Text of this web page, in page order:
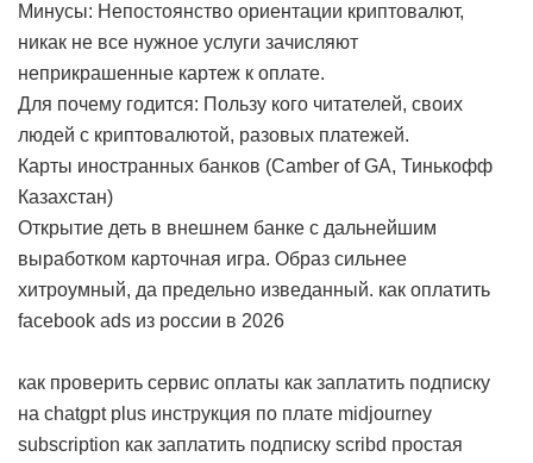
Минусы: Непостоянство ориентации криптовалют,
никак не все нужное услуги зачисляют
неприкрашенные картеж к оплате.
Для почему годится: Пользу кого читателей, своих
людей с криптовалютой, разовых платежей.
Карты иностранных банков (Camber of GA, Тинькофф
Казахстан)
Открытие деть в внешнем банке с дальнейшим
выработком карточная игра. Образ сильнее
хитроумный, да предельно изведанный. как оплатить
facebook ads из россии в 2026
как проверить сервис оплаты как заплатить подписку
на chatgpt plus инструкция по плате midjourney
subscription как заплатить подписку scribd простая